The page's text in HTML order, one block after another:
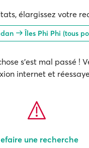
élargissez votre
Îles Phi Phi (tous
s'est mal passé !
internet et
une recherche